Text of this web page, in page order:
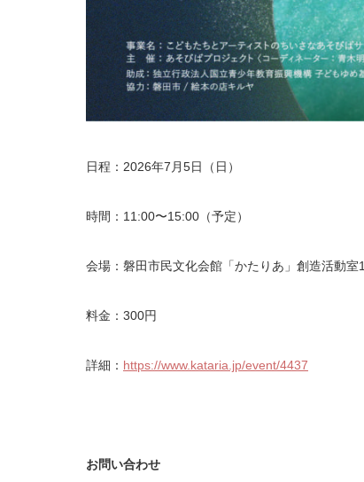
日程：2026年7月5日（日）
時間：11:00〜15:00（予定）
会場：磐田市民文化会館「かたりあ」創造活動室1
料金：300円
詳細： https://www.kataria.jp/event/4437
お問い合わせ